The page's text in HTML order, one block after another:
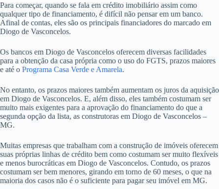
Para começar, quando se fala em crédito imobiliário assim como
qualquer tipo de financiamento, é difícil não pensar em um banco.
Afinal de contas, eles são os principais financiadores do marcado em
Diogo de Vasconcelos.
Os bancos em Diogo de Vasconcelos oferecem diversas facilidades
para a obtenção da casa própria como o uso do FGTS, prazos maiores
e até o Programa Casa Verde e Amarela.
No entanto, os prazos maiores também aumentam os juros da aquisição
em Diogo de Vasconcelos. E, além disso, eles também costumam ser
muito mais exigentes para a aprovação do financiamento do que a
segunda opção da lista, as construtoras em Diogo de Vasconcelos –
MG.
Muitas empresas que trabalham com a construção de imóveis oferecem
suas próprias linhas de crédito bem como costumam ser muito flexíveis
e menos burocráticas em Diogo de Vasconcelos. Contudo, os prazos
costumam ser bem menores, girando em torno de 60 meses, o que na
maioria dos casos não é o suficiente para pagar seu imóvel em MG.